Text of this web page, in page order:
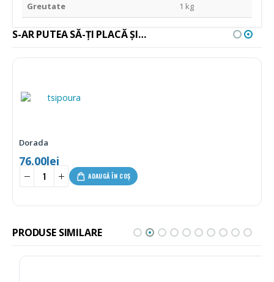
Greutate 1 kg
S-AR PUTEA SĂ-ȚI PLACĂ ȘI…
Dorada
76.00lei
ADAUGĂ ÎN COȘ
PRODUSE SIMILARE